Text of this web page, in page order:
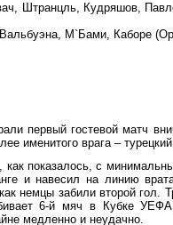
Штранцль, Кудряшов,
М`Бами, Каборе
первый гостевой матч
именитого врага –
показалось, с
и навесил на линию
немцы забили второй гол.
6-й мяч в Кубке
медленно и неудачно.